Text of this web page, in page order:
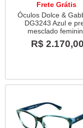
Frete Grátis
Óculos Dolce &
DG3243 Azul e
mesclado
R$ 2.170,00